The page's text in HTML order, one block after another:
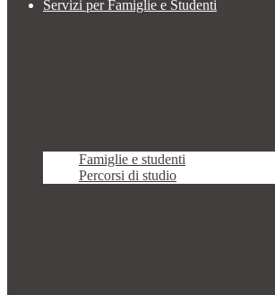
Servizi per Famiglie e Studenti
Famiglie e studenti
Percorsi di studio